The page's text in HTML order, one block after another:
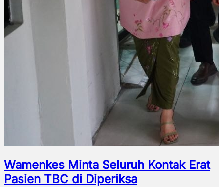
Wamenkes Minta Seluruh Kontak Erat
Pasien TBC di Diperiksa